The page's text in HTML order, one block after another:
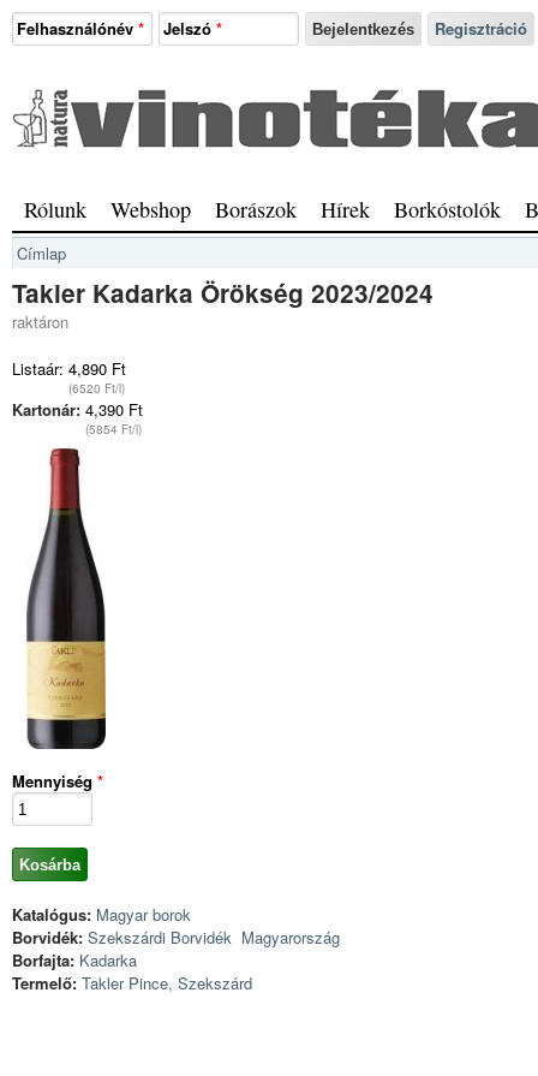
Ugrás a tartalomra
Felhasználónév * Jelszó * Regisztráció
Natura
Vinotéka
Főmenü
Rólunk Webshop Borászok Hírek Borkóstolók
Jelenlegi hely
Címlap
Takler Kadarka Örökség 2023/2024
raktáron
Listaár: 4,890 Ft
(6520 Ft/l)
Kartonár: 4,390 Ft
(5854 Ft/l)
Mennyiség *
Katalógus: Magyar borok
Borvidék: Szekszárdi Borvidék Magyarország
Borfajta: Kadarka
Termelő: Takler Pince, Szekszárd